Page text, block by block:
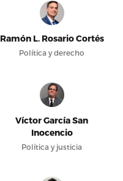
Ramón L. Rosario Cortés
Política y derecho
Víctor García San
Inocencio
Política y justicia